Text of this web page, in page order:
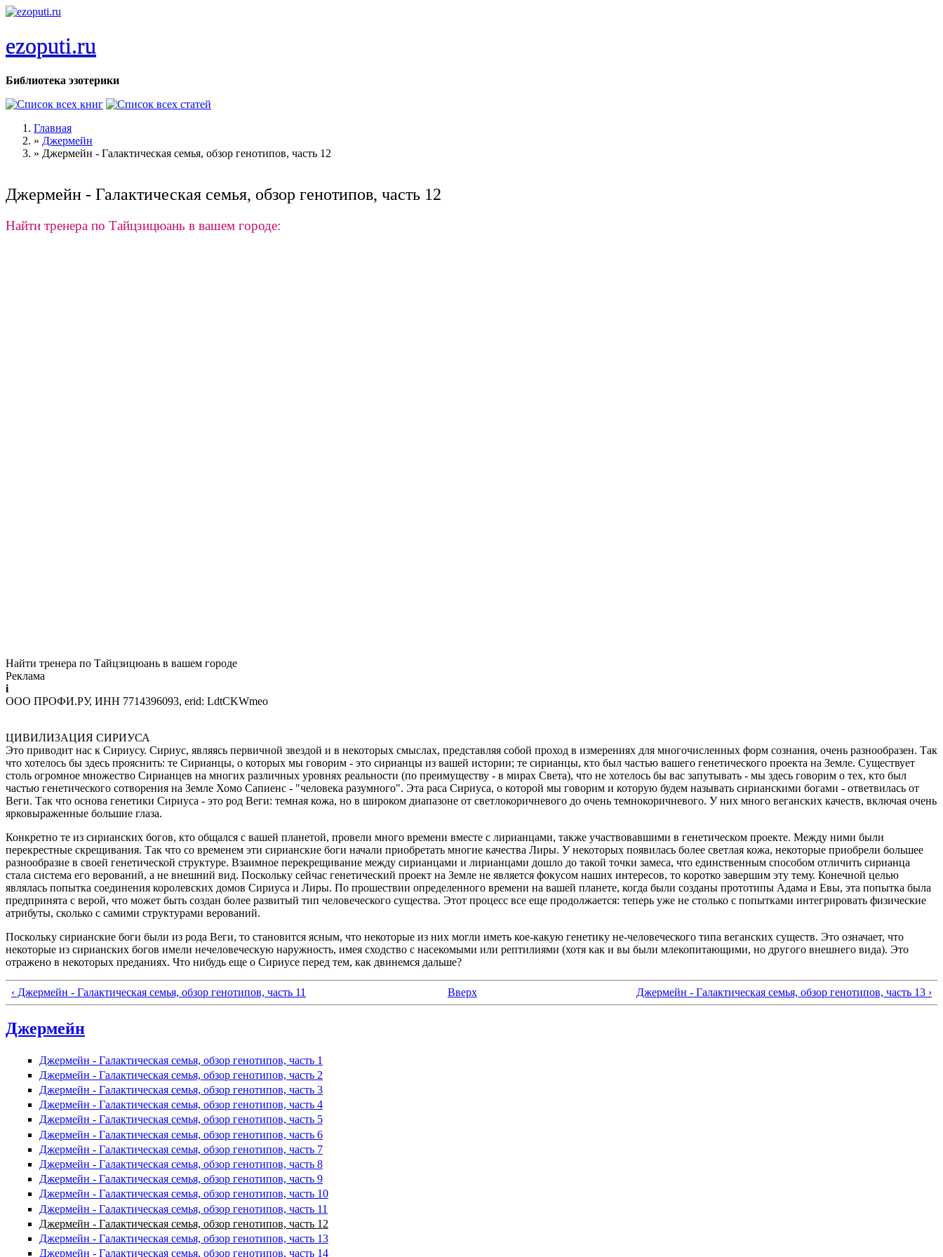
Перейти к основному содержанию
ezoputi.ru
Библиотека эзотерики
Вы здесь
Главная
» Джермейн
» Джермейн - Галактическая семья, обзор генотипов, часть 12
Джермейн - Галактическая семья, обзор генотипов, часть 12
Найти тренера по Тайцзицюань в вашем городе:
Найти тренера по Тайцзицюань в вашем городе
Реклама
i
ООО ПРОФИ.РУ, ИНН 7714396093, erid: LdtCKWmeo
ЦИВИЛИЗАЦИЯ СИРИУСА
Это приводит нас к Сириусу. Сириус, являясь первичной звездой и в некоторых смыслах, представляя собой проход в измерениях для многочисленных форм сознания, очень разнообразен. Так
что хотелось бы здесь прояснить: те Сирианцы, о которых мы говорим - это сирианцы из вашей истории; те сирианцы, кто был частью вашего генетического проекта на Земле. Существует
столь огромное множество Сирианцев на многих различных уровнях реальности (по преимуществу - в мирах Света), что не хотелось бы вас запутывать - мы здесь говорим о тех, кто был
частью генетического сотворения на Земле Хомо Сапиенс - "человека разумного". Эта раса Сириуса, о которой мы говорим и которую будем называть сирианскими богами - ответвилась от
Веги. Так что основа генетики Сириуса - это род Веги: темная кожа, но в широком диапазоне от светлокоричневого до очень темнокоричневого. У них много веганских качеств, включая очень
ярковыраженные большие глаза.
Конкретно те из сирианских богов, кто общался с вашей планетой, провели много времени вместе с лирианцами, также участвовавшими в генетическом проекте. Между ними были
перекрестные скрещивания. Так что со временем эти сирианские боги начали приобретать многие качества Лиры. У некоторых появилась более светлая кожа, некоторые приобрели большее
разнообразие в своей генетической структуре. Взаимное перекрещивание между сирианцами и лирианцами дошло до такой точки замеса, что единственным способом отличить сирианца
стала система его верований, а не внешний вид. Поскольку сейчас генетический проект на Земле не является фокусом наших интересов, то коротко завершим эту тему. Конечной целью
являлась попытка соединения королевских домов Сириуса и Лиры. По прошествии определенного времени на вашей планете, когда были созданы прототипы Адама и Евы, эта попытка была
предпринята с верой, что может быть создан более развитый тип человеческого существа. Этот процесс все еще продолжается: теперь уже не столько с попытками интегрировать физические
атрибуты, сколько с самими структурами верований.
Поскольку сирианские боги были из рода Веги, то становится ясным, что некоторые из них могли иметь кое-какую генетику не-человеческого типа веганских существ. Это означает, что
некоторые из сирианских богов имели нечеловеческую наружность, имея сходство с насекомыми или рептилиями (хотя как и вы были млекопитающими, но другого внешнего вида). Это
отражено в некоторых преданиях. Что нибудь еще о Сириусе перед тем, как двинемся дальше?
‹ Джермейн - Галактическая семья, обзор генотипов, часть 11 Вверх Джермейн - Галактическая семья, обзор генотипов, часть 13 ›
Джермейн
Джермейн - Галактическая семья, обзор генотипов, часть 1
Джермейн - Галактическая семья, обзор генотипов, часть 2
Джермейн - Галактическая семья, обзор генотипов, часть 3
Джермейн - Галактическая семья, обзор генотипов, часть 4
Джермейн - Галактическая семья, обзор генотипов, часть 5
Джермейн - Галактическая семья, обзор генотипов, часть 6
Джермейн - Галактическая семья, обзор генотипов, часть 7
Джермейн - Галактическая семья, обзор генотипов, часть 8
Джермейн - Галактическая семья, обзор генотипов, часть 9
Джермейн - Галактическая семья, обзор генотипов, часть 10
Джермейн - Галактическая семья, обзор генотипов, часть 11
Джермейн - Галактическая семья, обзор генотипов, часть 12
Джермейн - Галактическая семья, обзор генотипов, часть 13
Джермейн - Галактическая семья, обзор генотипов, часть 14